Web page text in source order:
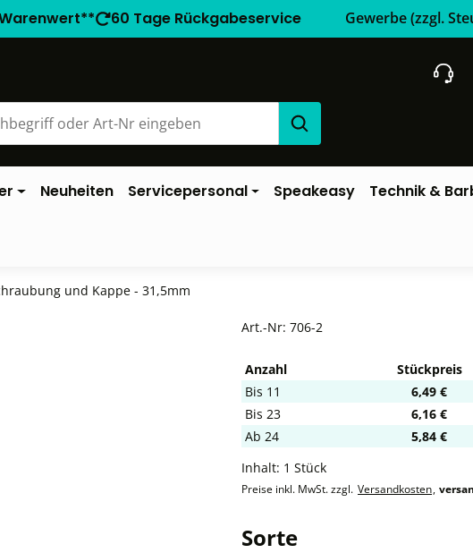
60 Tage Rückgabeservice Gewerbe(zzgl.
Neuheiten Servicepersonal Speakeasy Technik &
und Kappe - 31,5mm
Art.-Nr: 706-2
Anzahl Stückpreis
Bis 11 6,49 €
Bis 23 6,16 €
Ab 24 5,84 €
Inhalt: 1 Stück
Preise inkl. MwSt. zzgl. Versandkosten,
Sorteauswählen